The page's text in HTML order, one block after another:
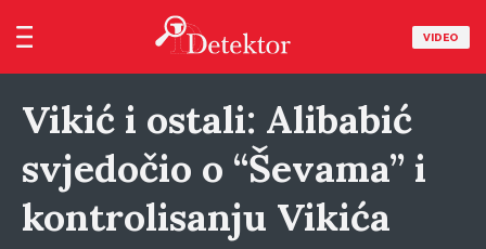
VIDEO
Vikić i ostali: Alibabić
svjedočio o “Ševama” i
kontrolisanju Vikića